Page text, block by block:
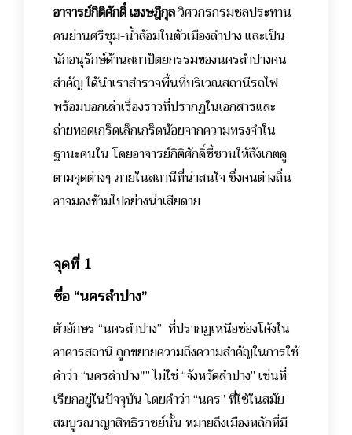
อาจารย์กิติศักดิ์ เฮงษฎีกุลวิศวกรกรมชลประทาน
คนย่านศรีชุม-น้ำล้อมในตัวเมืองลำปาง และเป็น
นักอนุรักษ์ด้านสถาปัตยกรรมของนครลำปางคน
สำคัญ ได้นำเราสำรวจพื้นที่บริเวณสถานีรถไฟ
พร้อมบอกเล่าเรื่องราวที่ปรากฏในเอกสารและ
ถ่ายทอดเกร็ดเล็กเกร็ดน้อยจากความทรงจำใน
ฐานะคนใน โดยอาจารย์กิติศักดิ์ชี้ชวนให้สังเกตดู
ตามจุดต่างๆ ภายในสถานีที่น่าสนใจ ซึ่งคนต่างถิ่น
อาจมองข้ามไปอย่างน่าเสียดาย
จุดที่ 1
ชื่อ “นครลำปาง”
ตัวอักษร “นครลำปาง” ที่ปรากฏเหนือช่องโค้งใน
อาคารสถานี ถูกขยายความถึงความสำคัญในการใช้
คำว่า “นครลำปาง"” ไม่ใช่ “จังหวัดลำปาง” เช่นที่
เรียกอยู่ในปัจจุบัน โดยคำว่า “นคร” ที่ใช้ในสมัย
สมบูรณาญาสิทธิราชย์นั้น หมายถึงเมืองหลักที่มี